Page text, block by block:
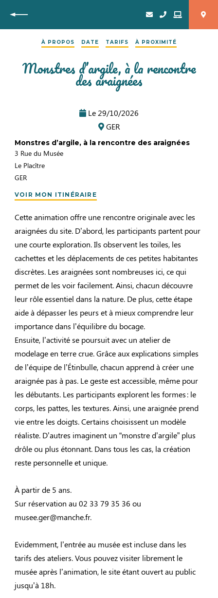
Retour
À PROPOS DATE TARIFS À PROXIMITÉ
Monstres d’argile, à la rencontre
des araignées
Le 29/10/2026
GER
Monstres d’argile, à la rencontre des araignées
3 Rue du Musée
Le Placître
GER
VOIR MON ITINÉRAIRE
Cette animation offre une rencontre originale avec les
araignées du site. D’abord, les participants partent pour
une courte exploration. Ils observent les toiles, les
cachettes et les déplacements de ces petites habitantes
discrètes. Les araignées sont nombreuses ici, ce qui
permet de les voir facilement. Ainsi, chacun découvre
leur rôle essentiel dans la nature. De plus, cette étape
aide à dépasser les peurs et à mieux comprendre leur
importance dans l’équilibre du bocage.
Ensuite, l’activité se poursuit avec un atelier de
modelage en terre crue. Grâce aux explications simples
de l’équipe de l’Étinbulle, chacun apprend à créer une
araignée pas à pas. Le geste est accessible, même pour
les débutants. Les participants explorent les formes : le
corps, les pattes, les textures. Ainsi, une araignée prend
vie entre les doigts. Certains choisissent un modèle
réaliste. D’autres imaginent un “monstre d’argile” plus
drôle ou plus étonnant. Dans tous les cas, la création
reste personnelle et unique.
À partir de 5 ans.
Sur réservation au 02 33 79 35 36 ou
musee.ger@manche.fr.
Evidemment, l’entrée au musée est incluse dans les
tarifs des ateliers. Vous pouvez visiter librement le
musée après l’animation, le site étant ouvert au public
jusqu’à 18h.